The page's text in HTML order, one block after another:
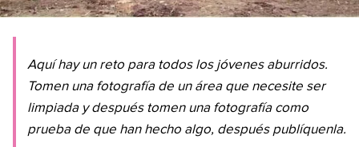
Aquí hay un reto para todos los jóvenes aburridos.
Tomen una fotografía de un área que necesite ser
limpiada y después tomen una fotografía como
prueba de que han hecho algo, después publíquenla.